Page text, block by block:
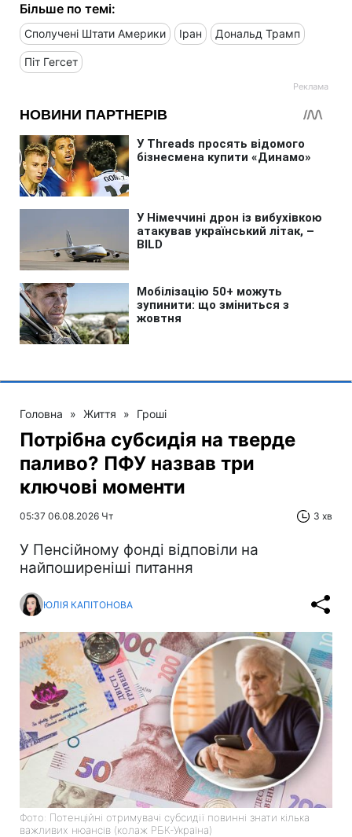
Більше по темі:
Сполучені Штати Америки Іран Дональд Трамп
Піт Гегсет
Головна » Життя » Гроші
Потрібна субсидія на тверде
паливо? ПФУ назвав три
ключові моменти
05:37 06.08.2026 Чт 3 хв
У Пенсійному фонді відповіли на
найпоширеніші питання
ЮЛІЯ КАПІТОНОВА
Фото: Потенційні отримувачі субсидії повинні знати кілька
важливих нюансів (колаж РБК-Україна)